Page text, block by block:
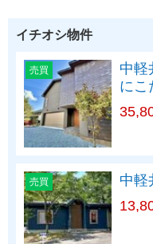
イチオシ物件
売買
中軽
に
売買
中軽